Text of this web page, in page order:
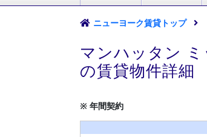
ニューヨーク賃貸トップ
マンハッタン
の賃貸物件詳細
※ 年間契約